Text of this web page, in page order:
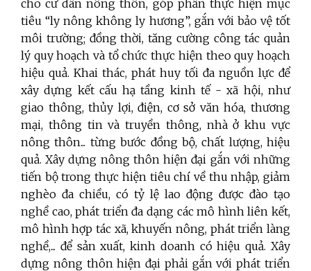
cho cư dân nông thôn, góp phần thực hiện mục
tiêu “ly nông không ly hương”, gắn với bảo vệ tốt
môi trường; đồng thời, tăng cường công tác quản
lý quy hoạch và tổ chức thực hiện theo quy hoạch
hiệu quả. Khai thác, phát huy tối đa nguồn lực để
xây dựng kết cấu hạ tầng kinh tế - xã hội, như
giao thông, thủy lợi, điện, cơ sở văn hóa, thương
mại, thông tin và truyền thông, nhà ở khu vực
nông thôn... từng bước đồng bộ, chất lượng, hiệu
quả. Xây dựng nông thôn hiện đại gắn với những
tiến bộ trong thực hiện tiêu chí về thu nhập, giảm
nghèo đa chiều, có tỷ lệ lao động được đào tạo
nghề cao, phát triển đa dạng các mô hình liên kết,
mô hình hợp tác xã, khuyến nông, phát triển làng
nghề,... để sản xuất, kinh doanh có hiệu quả. Xây
dựng nông thôn hiện đại phải gắn với phát triển